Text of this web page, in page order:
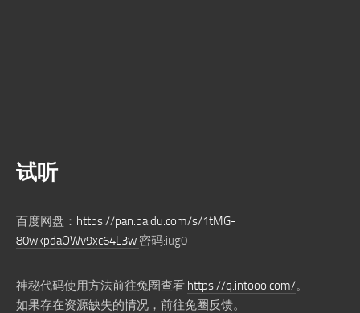
试听
百度网盘： https://pan.baidu.com/s/1tMG-
80wkpdaOWv9xc64L3w 密码:iug0
神秘代码使用方法前往兔圈查看 https://q.intooo.com/。
如果存在资源缺失的情况，前往兔圈反馈。